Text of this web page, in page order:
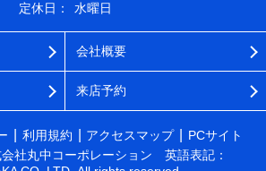
定休日：
水曜日
会社概要
来店予約
利用規約 アクセスマップ
PCサイト
社丸中コーポレーション 英語表記：